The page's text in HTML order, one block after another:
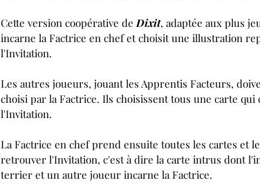
Cette version coopérative deDixit, adaptée aux plus
incarne la Factrice en chef et choisit une illustration
l'Invitation.
Les autres joueurs, jouant les Apprentis Facteurs,
choisi par la Factrice. Ils choisissent tous une carte
l'Invitation.
La Factrice en chef prend ensuite toutes les cartes et
retrouver l'Invitation, c'est à dire la carte intrus dont
terrier et un autre joueur incarne la Factrice.